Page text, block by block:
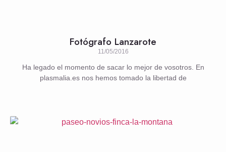
Fotógrafo Lanzarote
11/05/2016
Ha legado el momento de sacar lo mejor de vosotros. En
plasmalia.es nos hemos tomado la libertad de